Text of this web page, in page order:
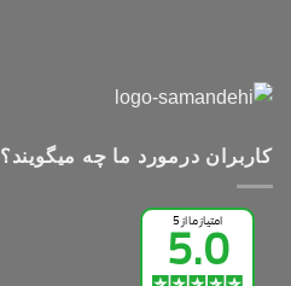
کاربران درمورد ما چه میگویند؟